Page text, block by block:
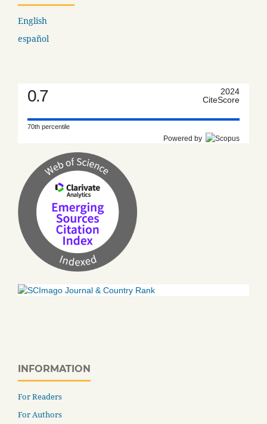
English
español
0.7
2024
CiteScore
70th percentile
Powered by
INFORMATION
For Readers
For Authors